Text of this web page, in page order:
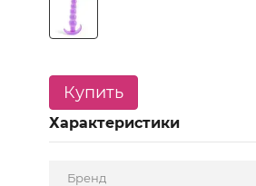
Купить
Характеристики
Бренд